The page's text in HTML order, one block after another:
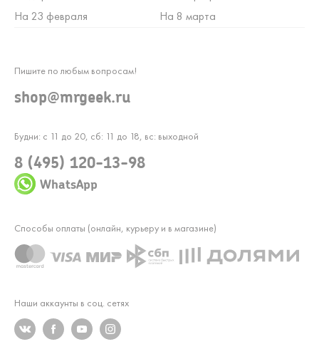
На 23 февраля
На 8 марта
Будни: с 11 до 20, сб: 11 до 18, вс: выходной
8 (495) 120-13-98
WhatsApp
Пишите по любым вопросам!
shop@mrgeek.ru
Наши аккаунты в соц. сетях
Способы оплаты (онлайн, курьеру и в магазине)